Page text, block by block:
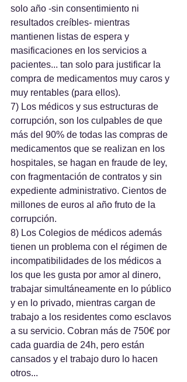
solo año -sin consentimiento ni
resultados creíbles- mientras
mantienen listas de espera y
masificaciones en los servicios a
pacientes... tan solo para justificar la
compra de medicamentos muy caros y
muy rentables (para ellos).
7) Los médicos y sus estructuras de
corrupción, son los culpables de que
más del 90% de todas las compras de
medicamentos que se realizan en los
hospitales, se hagan en fraude de ley,
con fragmentación de contratos y sin
expediente administrativo. Cientos de
millones de euros al año fruto de la
corrupción.
8) Los Colegios de médicos además
tienen un problema con el régimen de
incompatibilidades de los médicos a
los que les gusta por amor al dinero,
trabajar simultáneamente en lo público
y en lo privado, mientras cargan de
trabajo a los residentes como esclavos
a su servicio. Cobran más de 750€ por
cada guardia de 24h, pero están
cansados y el trabajo duro lo hacen
otros...